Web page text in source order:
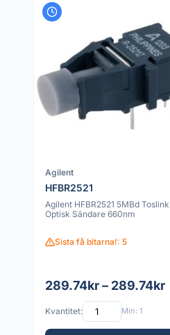
Agilent
HFBR2521
Agilent HFBR2521 5MBd Toslink
Optisk Sändare 660nm
Sista få bitarna!: 5
289.74kr – 289.74kr
Kvantitet: Min: 1